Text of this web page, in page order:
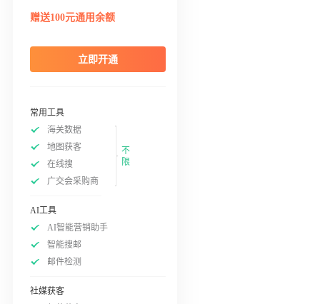
赠送100元通用余额
立即开通
常用工具
海关数据
地图获客
在线搜
广交会采购商
不
限
AI工具
AI智能营销助手
智能搜邮
邮件检测
社媒获客